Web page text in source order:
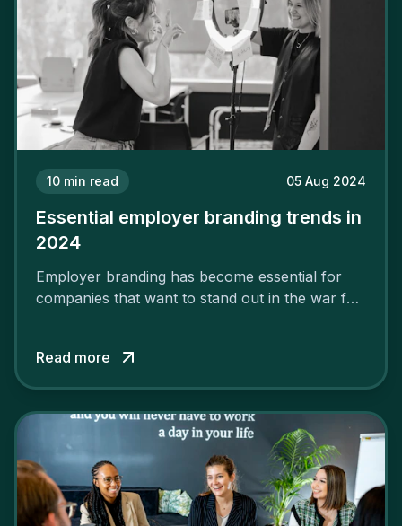
10 min read 05 Aug 2024
Essential employer branding trends in
2024
Employer branding has become essential for
companies that want to stand out in the war for
attract the best profiles.
Read more